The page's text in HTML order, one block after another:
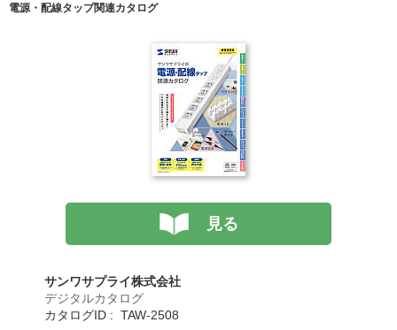
電源・配線タップ関連カタログ
見る
サンワサプライ株式会社
デジタルカタログ
カタログID : TAW-2508